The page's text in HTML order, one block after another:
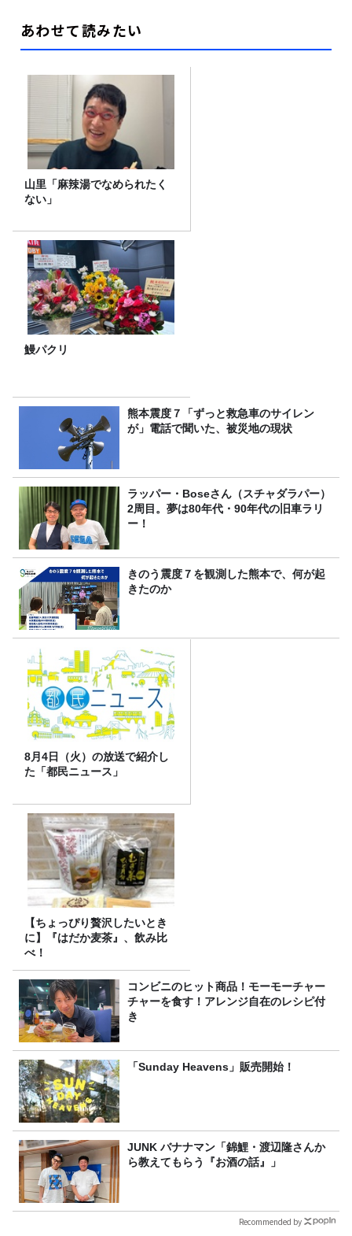
あわせて読みたい
山里「麻辣湯でなめられたく
ない」
鰻パクリ
熊本震度７「ずっと救急車のサイレン
が」電話で聞いた、被災地の現状
ラッパー・Boseさん（スチャダラパー）
2周目。夢は80年代・90年代の旧車ラリ
ー！
きのう震度７を観測した熊本で、何が起
きたのか
8月4日（火）の放送で紹介し
た「都民ニュース」
【ちょっぴり贅沢したいとき
に】『はだか麦茶』、飲み比
べ！
コンビニのヒット商品！モーモーチャー
チャーを食す！アレンジ自在のレシピ付
き
「Sunday Heavens」販売開始！
JUNK バナナマン「錦鯉・渡辺隆さんか
ら教えてもらう『お酒の話』」
Recommended by